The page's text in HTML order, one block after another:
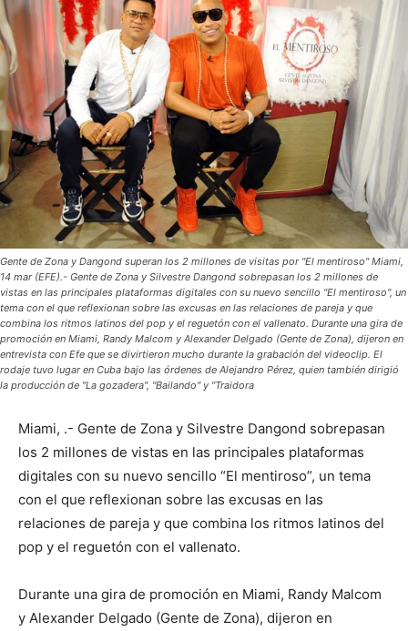
Gente de Zona y Dangond superan los 2 millones de visitas por "El mentiroso" Miami,
14 mar (EFE).- Gente de Zona y Silvestre Dangond sobrepasan los 2 millones de
vistas en las principales plataformas digitales con su nuevo sencillo "El mentiroso", un
tema con el que reflexionan sobre las excusas en las relaciones de pareja y que
combina los ritmos latinos del pop y el reguetón con el vallenato. Durante una gira de
promoción en Miami, Randy Malcom y Alexander Delgado (Gente de Zona), dijeron en
entrevista con Efe que se divirtieron mucho durante la grabación del videoclip. El
rodaje tuvo lugar en Cuba bajo las órdenes de Alejandro Pérez, quien también dirigió
la producción de "La gozadera", "Bailando" y "Traidora
Miami, .- Gente de Zona y Silvestre Dangond sobrepasan
los 2 millones de vistas en las principales plataformas
digitales con su nuevo sencillo “El mentiroso”, un tema
con el que reflexionan sobre las excusas en las
relaciones de pareja y que combina los ritmos latinos del
pop y el reguetón con el vallenato.
Durante una gira de promoción en Miami, Randy Malcom
y Alexander Delgado (Gente de Zona), dijeron en